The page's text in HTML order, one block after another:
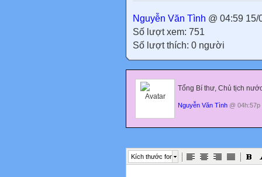
Nguyễn Văn Tình @ 04:59 15/
Số lượt xem: 751
Số lượt thích: 0 người
Tổng Bí thư, Chủ tịch
Nguyễn Văn Tình @ 04h:57p
Kích thước font